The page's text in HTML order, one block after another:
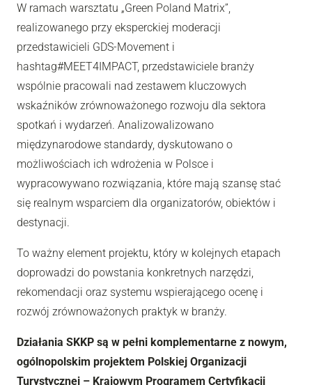
W ramach warsztatu „Green Poland Matrix”,
realizowanego przy eksperckiej moderacji
przedstawicieli GDS-Movement i
hashtag#MEET4IMPACT, przedstawiciele branży
wspólnie pracowali nad zestawem kluczowych
wskaźników zrównoważonego rozwoju dla sektora
spotkań i wydarzeń. Analizowalizowano
międzynarodowe standardy, dyskutowano o
możliwościach ich wdrożenia w Polsce i
wypracowywano rozwiązania, które mają szansę stać
się realnym wsparciem dla organizatorów, obiektów i
destynacji.
To ważny element projektu, który w kolejnych etapach
doprowadzi do powstania konkretnych narzędzi,
rekomendacji oraz systemu wspierającego ocenę i
rozwój zrównoważonych praktyk w branży.
Działania SKKP są w pełni komplementarne z nowym,
ogólnopolskim projektem Polskiej Organizacji
Turystycznej – Krajowym Programem Certyfikacji